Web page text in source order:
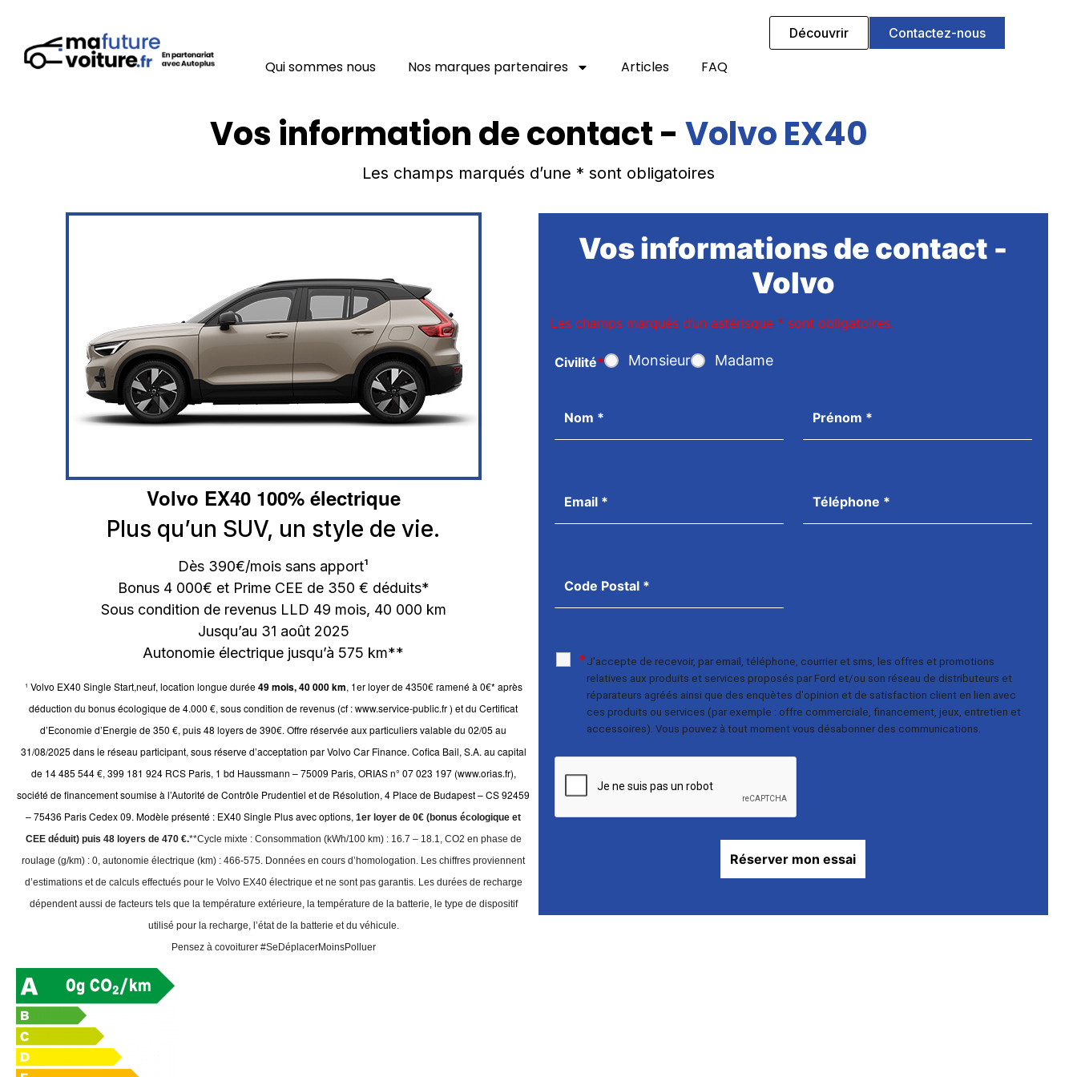
Qui sommes nous Nos marques partenaires Articles FAQ
Découvrir Contactez-nous
Vos information de contact - Volvo EX40
Les champs marqués d’une * sont obligatoires
Volvo EX40 100% électrique
Plus qu’un SUV, un style de vie.
Dès 390€/mois sans apport¹
Bonus 4 000€ et Prime CEE de 350 € déduits*
Sous condition de revenus LLD 49 mois, 40 000 km
Jusqu’au 31 août 2025
Autonomie électrique jusqu’à 575 km**
¹ Volvo EX40 Single Start,neuf, location longue durée49 mois, 40 000 km, 1er loyer de 4350€ ramené à 0€* après
déduction du bonus écologique de 4.000 €, sous condition de revenus (cf : www.service-public.fr ) et du Certificat
d’Economie d’Energie de 350 €, puis 48 loyers de 390€. Offre réservée aux particuliers valable du 02/05 au
31/08/2025 dans le réseau participant, sous réserve d’acceptation par Volvo Car Finance. Cofica Bail, S.A. au capital
de 14 485 544 €, 399 181 924 RCS Paris, 1 bd Haussmann – 75009 Paris, ORIAS n° 07 023 197 (www.orias.fr),
société de financement soumise à l’Autorité de Contrôle Prudentiel et de Résolution, 4 Place de Budapest – CS 92459
– 75436 Paris Cedex 09. Modèle présenté : EX40 Single Plus avec options, 1er loyer de 0€ (bonus écologique et
CEE déduit) puis 48 loyers de 470 €.**Cycle mixte : Consommation (kWh/100 km) : 16.7 – 18.1, CO2 en phase de
roulage (g/km) : 0, autonomie électrique (km) : 466-575. Données en cours d’homologation. Les chiffres proviennent
d’estimations et de calculs effectués pour le Volvo EX40 électrique et ne sont pas garantis. Les durées de recharge
dépendent aussi de facteurs tels que la température extérieure, la température de la batterie, le type de dispositif
utilisé pour la recharge, l’état de la batterie et du véhicule.
Pensez à covoiturer #SeDéplacerMoinsPolluer
Vos informations de contact -
Volvo
Les champs marqués d’un astérisque * sont obligatoires.
Civilité* Monsieur Madame
*J'accepte de recevoir, par email, téléphone, courrier et sms, les offres et promotions
relatives aux produits et services proposés par Ford et/ou son réseau de distributeurs et
réparateurs agréés ainsi que des enquètes d'opinion et de satisfaction client en lien avec
ces produits ou services (par exemple : offre commerciale, financement, jeux, entretien et
accessoires). Vous pouvez à tout moment vous désabonner des communications.